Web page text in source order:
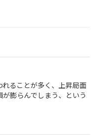
ることが多く、上昇局面
膨らんでしまう、という